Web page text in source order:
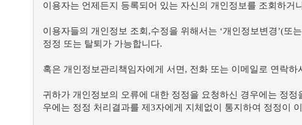
이용자는 언제든지 등록되어 있는 자신의 개인정보를 조회하거
이용자들의 개인정보 조회,수정을 위해서는 ‘개인정보변경’(또
정정 또는 탈퇴가 가능합니다.
혹은 개인정보관리책임자에게 서면, 전화 또는 이메일로 연락
귀하가 개인정보의 오류에 대한 정정을 요청하신 경우에는 정
우에는 정정 처리결과를 제3자에게 지체없이 통지하여 정정이